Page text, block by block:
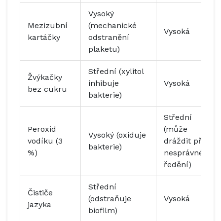
Mezizubní
kartáčky
Vysoký
(mechanické
odstranění
plaketu)
Vysoká
Žvýkačky
bez cukru
Střední (xylitol
inhibuje
bakterie)
Vysoká
Peroxid
vodíku (3
%)
Vysoký (oxiduje
bakterie)
Střední
(může
dráždit při
nesprávném
ředění)
Čističe
jazyka
Střední
(odstraňuje
biofilm)
Vysoká